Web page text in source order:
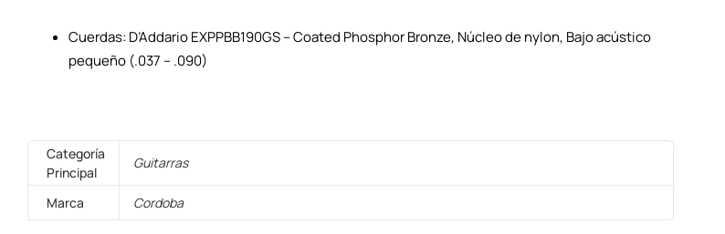
Cuerdas: D’Addario EXPPBB190GS – Coated Phosphor Bronze, Núcleo de nylon, Bajo acústico
pequeño (.037 – .090)
Categoría
Principal
Guitarras
Marca Cordoba